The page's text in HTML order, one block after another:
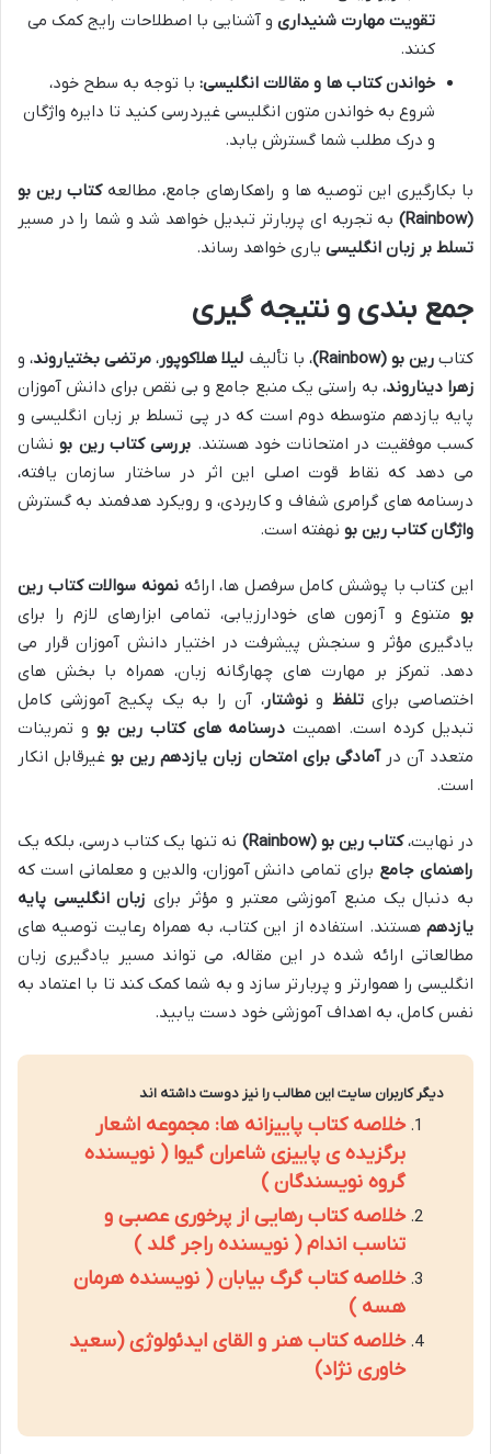
تقویت مهارت شنیداری و آشنایی با اصطلاحات رایج کمک می
کنند.
خواندن کتاب ها و مقالات انگلیسی: با توجه به سطح خود،
شروع به خواندن متون انگلیسی غیردرسی کنید تا دایره واژگان
و درک مطلب شما گسترش یابد.
با بکارگیری این توصیه ها و راهکارهای جامع، مطالعهکتاب رین بو
(Rainbow)
به تجربه ای پربارتر تبدیل خواهد شد و شما را در مسیر
تسلط بر زبان انگلیسی یاری خواهد رساند.
جمع بندی و نتیجه گیری
کتابرین بو (Rainbow) ، با تألیف لیلا هلاکوپور، مرتضی بختیاروند، و
زهرا دیناروند، به راستی یک منبع جامع و بی نقص برای دانش آموزان
پایه یازدهم متوسطه دوم است که در پی تسلط بر زبان انگلیسی و
کسب موفقیت در امتحانات خود هستند. بررسی کتاب رین بونشان
می دهد که نقاط قوت اصلی این اثر در ساختار سازمان یافته،
درسنامه های گرامری شفاف و کاربردی، و رویکرد هدفمند به گسترش
واژگان کتاب رین بو نهفته است.
این کتاب با پوشش کامل سرفصل ها، ارائهنمونه سوالات کتاب رین
بو متنوع و آزمون های خودارزیابی، تمامی ابزارهای لازم را برای
یادگیری مؤثر و سنجش پیشرفت در اختیار دانش آموزان قرار می
دهد. تمرکز بر مهارت های چهارگانه زبان، همراه با بخش های
اختصاصی برایتلفظ ونوشتار، آن را به یک پکیج آموزشی کامل
تبدیل کرده است. اهمیت درسنامه های کتاب رین بو و تمرینات
متعدد آن درآمادگی برای امتحان زبان یازدهم رین بوغیرقابل انکار
است.
در نهایت،کتاب رین بو (Rainbow)
نه تنها یک کتاب درسی، بلکه یک
راهنمای جامع برای تمامی دانش آموزان، والدین و معلمانی است که
به دنبال یک منبع آموزشی معتبر و مؤثر برای زبان انگلیسی پایه
یازدهم هستند. استفاده از این کتاب، به همراه رعایت توصیه های
مطالعاتی ارائه شده در این مقاله، می تواند مسیر یادگیری زبان
انگلیسی را هموارتر و پربارتر سازد و به شما کمک کند تا با اعتماد به
نفس کامل، به اهداف آموزشی خود دست یابید.
دیگر کاربران سایت این مطالب را نیز دوست داشته اند
خلاصه کتاب پاییزانه ها: مجموعه اشعار
برگزیده ی پاییزی شاعران گیوا ( نویسنده
گروه نویسندگان )
خلاصه کتاب رهایی از پرخوری عصبی و
تناسب اندام ( نویسنده راجر گلد )
خلاصه کتاب گرگ بیابان ( نویسنده هرمان
هسه )
خلاصه کتاب هنر و القای ایدئولوژی (سعید
خاوری نژاد)